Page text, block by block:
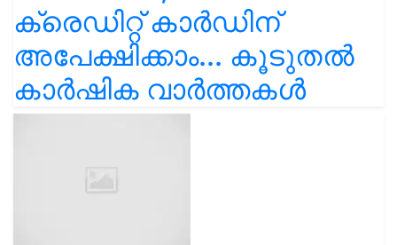
ക്രെഡിറ്റ് കാർഡിന്
അപേക്ഷിക്കാം... കൂടുതൽ
കാർഷിക വാർത്തകൾ